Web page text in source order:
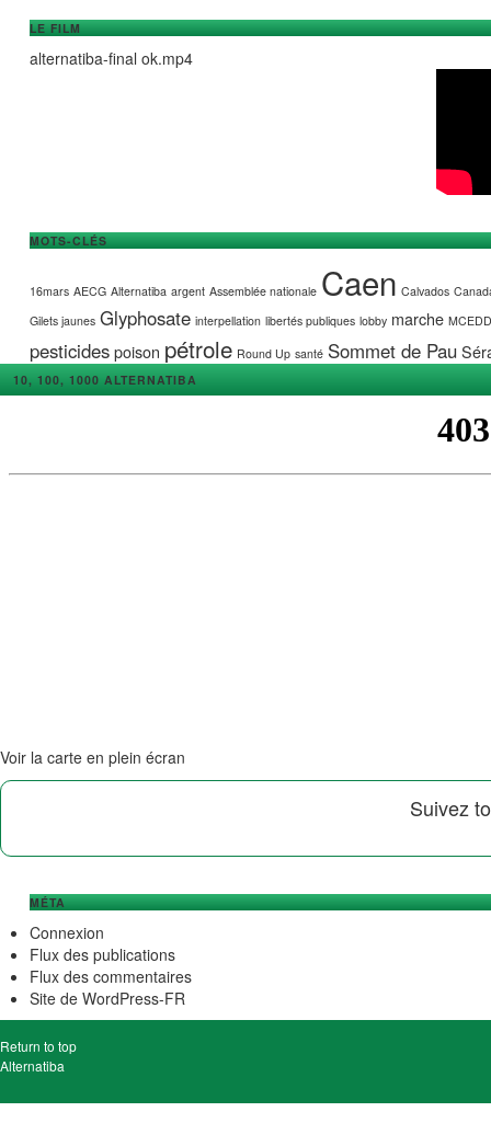
LE FILM
alternatiba-final ok.mp4
MOTS-CLÉS
16mars AECG Alternatiba argent Assemblée nationale Caen Calvados
Gilets jaunes Glyphosate interpellation libertés publiques lobby marche MCEDD
pesticidespoison pétrole Round Up santé Sommet de Pau
10, 100, 1000 ALTERNATIBA
Voir la carte en plein écran
Suivez
MÉTA
Connexion
Flux des publications
Flux des commentaires
Site de WordPress-FR
Return to top
Alternatiba